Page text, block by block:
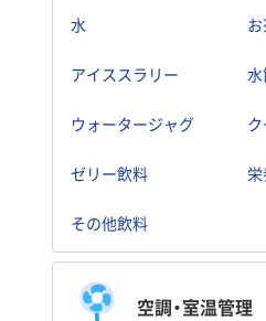
水
アイススラリー 水
ウォータージャグ
ゼリー飲料
その他飲料
空調・室温管理